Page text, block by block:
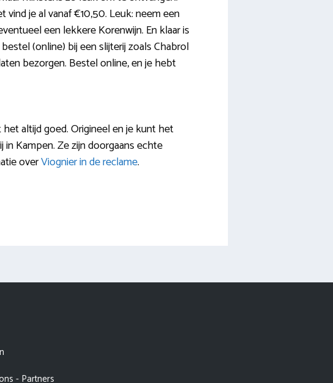
vind je al vanaf €10,50. Leuk: neem een
een lekkere Korenwijn. En klaar is
(online) bij een slijterij zoals Chabrol
bezorgen. Bestel online, en je hebt
altijd goed. Origineel en je kunt het
Kampen. Ze zijn doorgaans echte
overViognier in de reclame.
- Partners